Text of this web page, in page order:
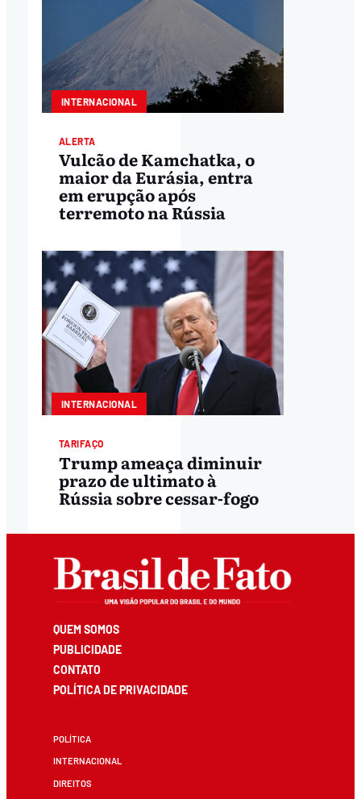
INTERNACIONAL
ALERTA
Vulcão de Kamchatka, o
maior da Eurásia, entra
em erupção após
terremoto na Rússia
INTERNACIONAL
TARIFAÇO
Trump ameaça diminuir
prazo de ultimato à
Rússia sobre cessar-fogo
QUEM SOMOS
PUBLICIDADE
CONTATO
POLÍTICA DE PRIVACIDADE
POLÍTICA
INTERNACIONAL
DIREITOS